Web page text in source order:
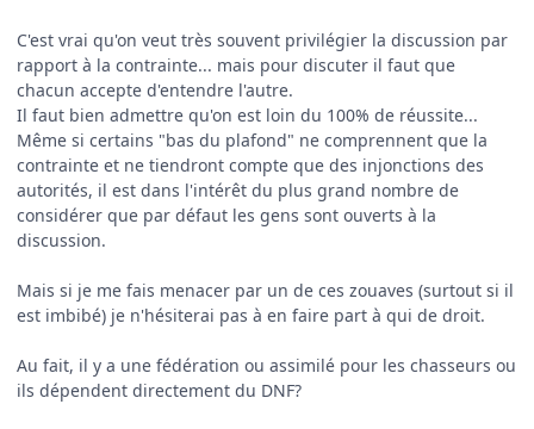
C'est vrai qu'on veut très souvent privilégier la discussion par
rapport à la contrainte... mais pour discuter il faut que
chacun accepte d'entendre l'autre.
Il faut bien admettre qu'on est loin du 100% de réussite...
Même si certains "bas du plafond" ne comprennent que la
contrainte et ne tiendront compte que des injonctions des
autorités, il est dans l'intérêt du plus grand nombre de
considérer que par défaut les gens sont ouverts à la
discussion.
Mais si je me fais menacer par un de ces zouaves (surtout si il
est imbibé) je n'hésiterai pas à en faire part à qui de droit.
Au fait, il y a une fédération ou assimilé pour les chasseurs ou
ils dépendent directement du DNF?